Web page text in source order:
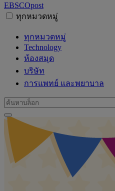
EBSCOpost
ทุกหมวดหมู่
ทุกหมวดหมู่
Technology
ห้องสมุด
บริษัท
การแพทย์ และพยาบาล